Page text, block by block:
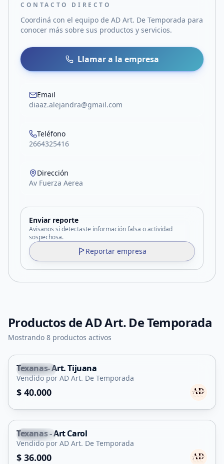
CONTACTO DIRECTO
Coordiná con el equipo de AD Art. De Temporada para
conocer más sobre sus productos y servicios.
Llamar a la empresa
Email
diaaz.alejandra@gmail.com
Teléfono
2664325416
Dirección
Av Fuerza Aerea
Enviar reporte
Avisanos si detectaste información falsa o actividad
sospechosa.
Reportar empresa
Productos deAD Art. De Temporada
Mostrando 8 productos activos
Capital
Texanas- Art. Tijuana
Vendido por AD Art. De Temporada
$ 40.000
Capital
Texanas - Art Carol
Vendido por AD Art. De Temporada
$ 36.000